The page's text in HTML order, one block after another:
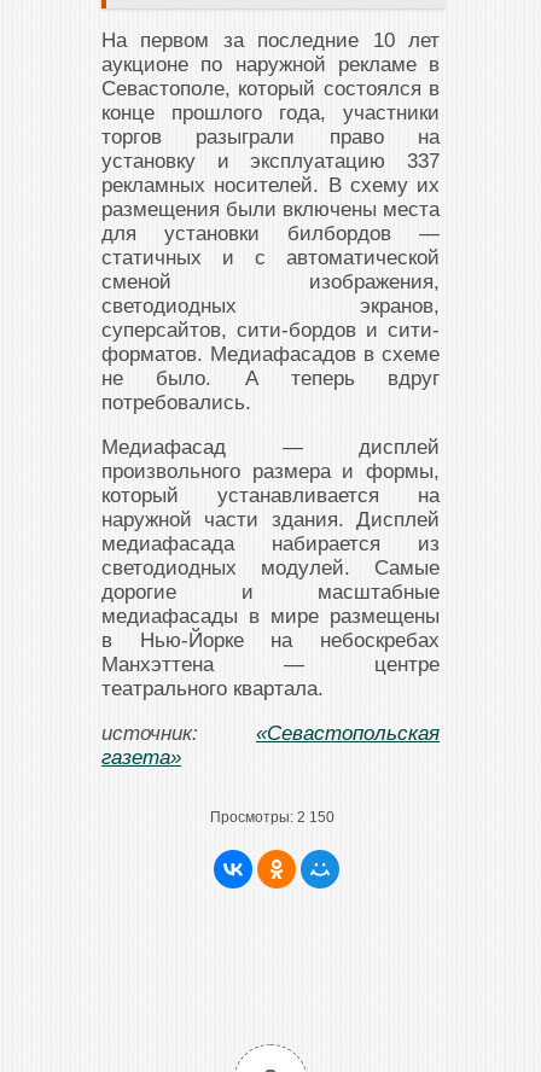
На первом за последние 10 лет
аукционе по наружной рекламе в
Севастополе, который состоялся в
конце прошлого года, участники
торгов разыграли право на
установку и эксплуатацию 337
рекламных носителей. В схему их
размещения были включены места
для установки билбордов —
статичных и с автоматической
сменой изображения,
светодиодных экранов,
суперсайтов, сити-бордов и сити-
форматов. Медиафасадов в схеме
не было. А теперь вдруг
потребовались.
Медиафасад — дисплей
произвольного размера и формы,
который устанавливается на
наружной части здания. Дисплей
медиафасада набирается из
светодиодных модулей. Самые
дорогие и масштабные
медиафасады в мире размещены
в Нью-Йорке на небоскребах
Манхэттена — центре
театрального квартала.
источник: «Севастопольская
газета»
Просмотры: 2 150